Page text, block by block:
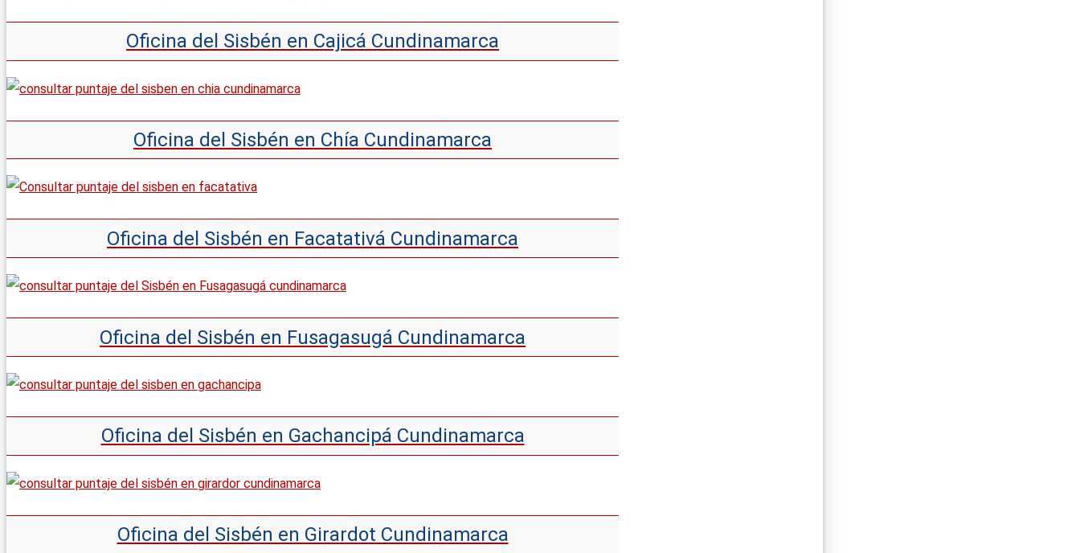
Oficina del Sisbén en Cajicá Cundinamarca
Oficina del Sisbén en Chía Cundinamarca
Oficina del Sisbén en Facatativá Cundinamarca
Oficina del Sisbén en Fusagasugá Cundinamarca
Oficina del Sisbén en Gachancipá Cundinamarca
Oficina del Sisbén en Girardot Cundinamarca